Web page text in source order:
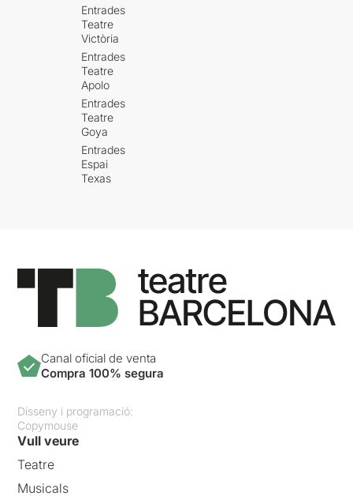
Entrades
Teatre
Victòria
Entrades
Teatre
Apolo
Entrades
Teatre
Goya
Entrades
Espai
Texas
Canal oficial de venta
Compra 100% segura
Disseny i programació:
Copymouse
Vull veure
Teatre
Musicals